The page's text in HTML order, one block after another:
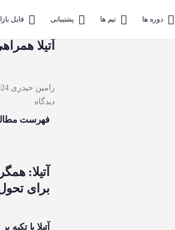
دوره ها تیم ها پشتیبانی فایل
آتیلا
رامین حیدری 20
دیدگاه
فهرست
آتیلا:
برای